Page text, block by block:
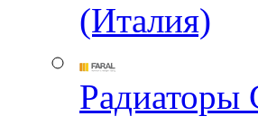
(Италия)
Радиаторы